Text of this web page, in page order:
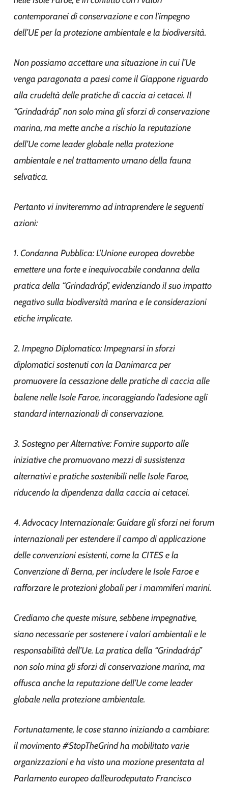
contemporanei di conservazione e con l’impegno
dell’UE per la protezione ambientale e la biodiversità.
Non possiamo accettare una situazione in cui l’Ue
venga paragonata a paesi come il Giappone riguardo
alla crudeltà delle pratiche di caccia ai cetacei. Il
“Grindadráp” non solo mina gli sforzi di conservazione
marina, ma mette anche a rischio la reputazione
dell’Ue come leader globale nella protezione
ambientale e nel trattamento umano della fauna
selvatica.
Pertanto vi inviteremmo ad intraprendere le seguenti
azioni:
1. Condanna Pubblica: L’Unione europea dovrebbe
emettere una forte e inequivocabile condanna della
pratica della “Grindadráp”, evidenziando il suo impatto
negativo sulla biodiversità marina e le considerazioni
etiche implicate.
2. Impegno Diplomatico: Impegnarsi in sforzi
diplomatici sostenuti con la Danimarca per
promuovere la cessazione delle pratiche di caccia alle
balene nelle Isole Faroe, incoraggiando l’adesione agli
standard internazionali di conservazione.
3. Sostegno per Alternative: Fornire supporto alle
iniziative che promuovano mezzi di sussistenza
alternativi e pratiche sostenibili nelle Isole Faroe,
riducendo la dipendenza dalla caccia ai cetacei.
4. Advocacy Internazionale: Guidare gli sforzi nei forum
internazionali per estendere il campo di applicazione
delle convenzioni esistenti, come la CITES e la
Convenzione di Berna, per includere le Isole Faroe e
rafforzare le protezioni globali per i mammiferi marini.
Crediamo che queste misure, sebbene impegnative,
siano necessarie per sostenere i valori ambientali e le
responsabilità dell’Ue. La pratica della “Grindadráp”
non solo mina gli sforzi di conservazione marina, ma
offusca anche la reputazione dell’Ue come leader
globale nella protezione ambientale.
Fortunatamente, le cose stanno iniziando a cambiare:
il movimento #StopTheGrind ha mobilitato varie
organizzazioni e ha visto una mozione presentata al
Parlamento europeo dall’eurodeputato Francisco